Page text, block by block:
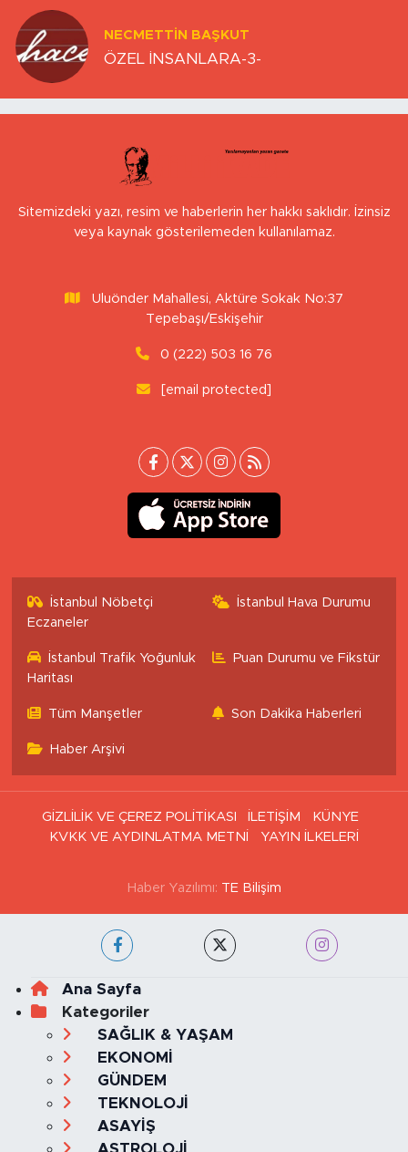
NECMETTIN BAŞKUT
ÖZEL İNSANLARA-3-
Sitemizdeki yazı, resim ve haberlerin her hakkı saklıdır. İzinsiz
veya kaynak gösterilemeden kullanılamaz.
Uluönder Mahallesi, Aktüre Sokak No:37
Tepebaşı/Eskişehir
0 (222) 503 16 76
[email protected]
İstanbul Nöbetçi
Eczaneler
İstanbul Hava Durumu
İstanbul Trafik Yoğunluk
Haritası
Puan Durumu ve Fikstür
Tüm Manşetler Son Dakika Haberleri
Haber Arşivi
GİZLİLİK VE ÇEREZ POLİTİKASI İLETİŞİM
KÜNYE
KVKK VE AYDINLATMA METNİ
YAYIN İLKELERİ
Haber Yazılımı: TE Bilişim
Ana Sayfa
Kategoriler
SAĞLIK & YAŞAM
EKONOMİ
GÜNDEM
TEKNOLOJİ
ASAYİŞ
ASTROLOJİ